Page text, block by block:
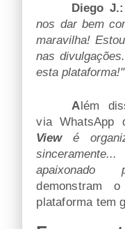
Diego J.:
nos dar bem
maravilha!
nas
esta plataforma!"
Além disso, comentários recebidos
via WhatsApp
Viewé
apaixonado
demonstram
plataforma tem